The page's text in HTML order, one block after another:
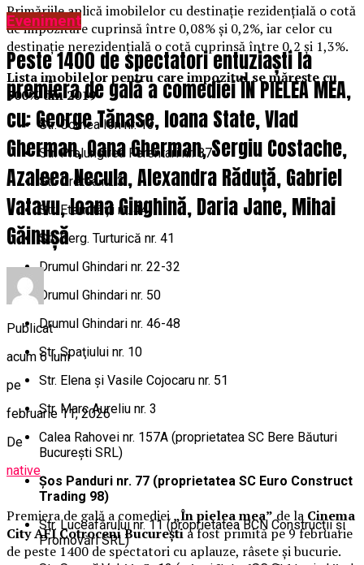
Primăriile aplică imobilelor cu destinaţie rezidenţială o cotă
de impozitare cuprinsă între 0,08% şi 0,2%, iar celor cu
destinaţie nerezidenţială o cotă cuprinsă între 0,2 şi 1,3%.
Lista imobilelor pentru care impozitul se măreşte cu
500% din 2019
Str. Cornea Ion nr. 13
Str. Prelungirea Ferentari nr. 87
Str. Dretea nr. 3
Str. Eternităţii nr. 44
Str. Serg. Turturică nr. 41
Drumul Ghindari nr. 22-32
Drumul Ghindari nr. 50
Drumul Ghindari nr. 46-48
Str. Spaţiului nr. 10
Str. Elena şi Vasile Cojocaru nr. 51
Str. Marc Aureliu nr. 3
Calea Rahovei nr. 157A (proprietatea SC Bere Băuturi
Bucureşti SRL)
Şos Panduri nr. 77 (proprietatea SC Euro Construct
Trading 98)
Str. Luceafărului nr. 11 (proprietatea BCN Construcţii şi
Promovări SRL)
Eveniment
Peste 1400 de spectatori entuziaști la
premiera de gală a comediei ÎN PIELEA MEA,
cu: George Tănase, Ioana State, Vlad
Gherman, Oana Gherman, Sergiu Costache,
Azaleea Necula, Alexandra Răduță, Gabriel
Vatavu, Ioana Ginghină, Daria Jane, Mihai
Găinușă
Publicat
acum 6 luni
pe
februarie 11, 2026
De
native
Premiera de gală a comediei„În pielea mea”de la Cinema
City AFI Cotroceni Bucureștia fost primită pe 9 februarie
de peste 1400 de spectatori cu aplauze, râsete și bucurie.